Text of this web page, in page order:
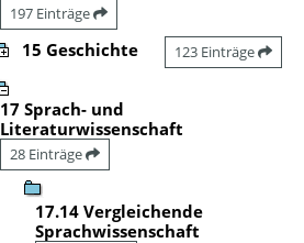
197 Einträge
15 Geschichte 123 Einträge
17 Sprach- und
Literaturwissenschaft
28 Einträge
17.14 Vergleichende
Sprachwissenschaft